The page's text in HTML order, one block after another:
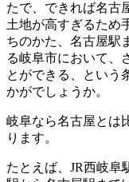
たで、できれば名古
土地が高すぎるため
ちのかた、名古屋駅
る岐阜市において、
とができる、という
かがでしょうか。
岐阜なら名古屋とは
ります。
たとえば、JR西岐阜